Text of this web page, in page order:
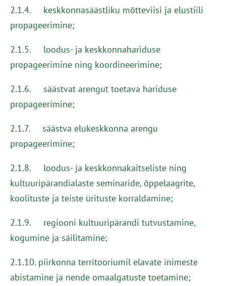
2.1.4. keskkonnasäästliku mõtteviisi ja elustiili
propageerimine;
2.1.5. loodus- ja keskkonnahariduse
propageerimine ning koordineerimine;
2.1.6. säästvat arengut toetava hariduse
propageerimine;
2.1.7. säästva elukeskkonna arengu
propageerimine;
2.1.8. loodus- ja keskkonnakaitseliste ning
kultuuripärandialaste seminaride, õppelaagrite,
koolituste ja teiste ürituste korraldamine;
2.1.9. regiooni kultuuripärandi tutvustamine,
kogumine ja säilitamine;
2.1.10. piirkonna territooriumil elavate inimeste
abistamine ja nende omaalgatuste toetamine;